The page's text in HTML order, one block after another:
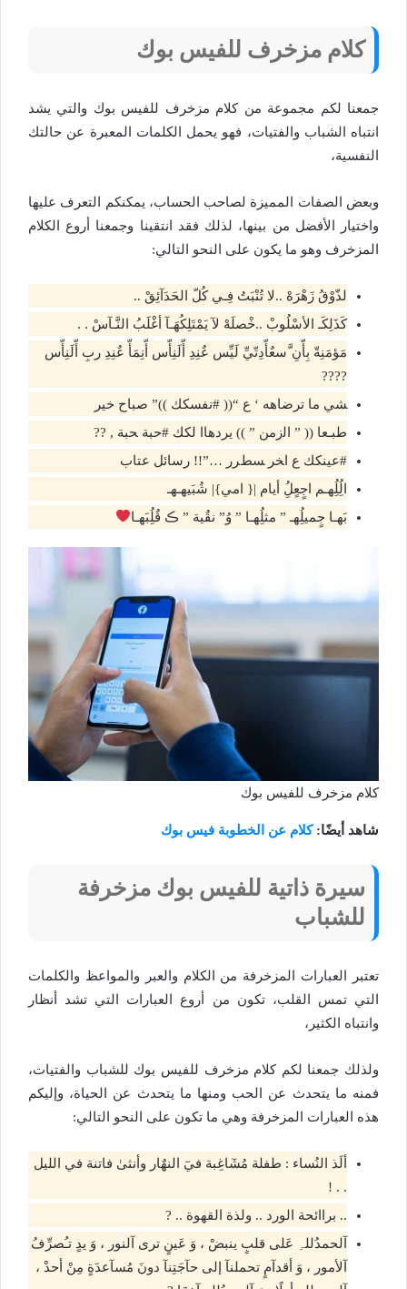
كلام مزخرف للفيس بوك
جمعنا لكم مجموعة من كلام مزخرف للفيس بوك والتي يشد
انتباه الشباب والفتيات، فهو يحمل الكلمات المعبرة عن حالتك
النفسية،
وبعض الصفات المميزة لصاحب الحساب، يمكنكم التعرف عليها
واختيار الأفضل من بينها، لذلك فقد انتقينا وجمعنا أروع الكلام
المزخرف وهو ما يكون على النحو التالي:
لذّوْقُ زَهْرَهْ ..لا تُنْبَتُ فِـي كُلّ الحَدَآئِقْ ..
كَذَلِكَـ الأسْلُوبْ ..خْصلَهْ لآ يَمْتَلِكُهَـآ أغْلَبُ النَّـآسْ . .
مَؤمَنِةّ بِأّنِ َّسعٌأّدِتّيِّ لَيِّس عٌنِدِ أّلَنِأّس أّنِمَأّ عٌنِدِ ربِ أّلَنِأّس
????
ﺸﻲ ﻣﺎ ﺗﺮﺿﺎﻫﻪ ‘ ع “(( #ﻧﻔﺴﻜﻚ ))” صباح خير
ﻃﺒـعا (( ” ﺍﻟﺯﻣﻦ ” )) ﻳﺮﺩهاا ﻟﻜﻚ #ﺣﺒﺔ ﺤﺒﺔ , ??
#ﻋﻴﻨﻜﻚ ع ﺍﺨﺮ ﺴﻂﺮﺭ …”!! رسائل عتاب
الُِلُِهـم اجٍعٍلُِ أيام |{ امي}| شُبَيهـهـ
بَهـا جٍميلُِهـ ” مثلُِهـا ” وُ” نقٌية ” ڪ قٌلُِبَهـا
كلام مزخرف للفيس بوك
شاهد أيضًا:كلام عن الخطوبة فيس بوك
سيرة ذاتية للفيس بوك مزخرفة
للشباب
تعتبر العبارات المزخرفة من الكلام والعبر والمواعظ والكلمات
التي تمس القلب، تكون من أروع العبارات التي تشد أنظار
وانتباه الكثير،
ولذلك جمعنا لكم كلام مزخرف للفيس بوك للشباب والفتيات،
فمنه ما يتحدث عن الحب ومنها ما يتحدث عن الحياة، وإليكم
هذه العبارات المزخرفة وهي ما تكون على النحو التالي:
ألَذ النُساء : طفلة مُشٓاغِبة فيٓ النهٌار وأنثىٰ فاتنة في الليل
. . !
.. براائحة الورد .. ولذة القهوة .. ?
آلحمدُللہِ عَلى قلبٍ ينبضْ ، وَ عَينٍ ترى آلنور ، وَ يدٍ تـُصرِّفُ
آلأمور ، وَ أقدآمٍ تحملنآ إلى حآجَتِنآ دونَ مُسآعدَةٍ مِنْ أحدْ ،